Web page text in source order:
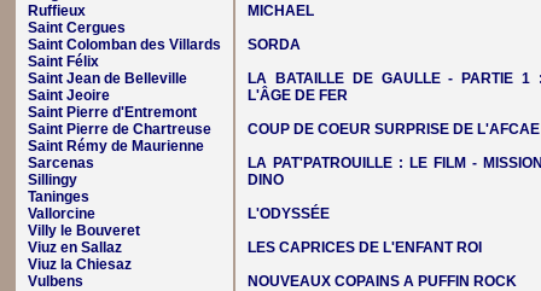
Ruffieux
Saint Cergues
Saint Colomban des Villards
Saint Félix
Saint Jean de Belleville
Saint Jeoire
Saint Pierre d'Entremont
Saint Pierre de Chartreuse
Saint Rémy de Maurienne
Sarcenas
Sillingy
Taninges
Vallorcine
Villy le Bouveret
Viuz en Sallaz
Viuz la Chiesaz
Vulbens
MICHAEL
SORDA
LA BATAILLE DE GAULLE - PARTIE 1
L'ÂGE DE FER
COUP DE COEUR SURPRISE DE L'AFCAE
LA PAT'PATROUILLE : LE FILM -
DINO
L'ODYSSÉE
LES CAPRICES DE L'ENFANT ROI
NOUVEAUX COPAINS A PUFFIN ROCK